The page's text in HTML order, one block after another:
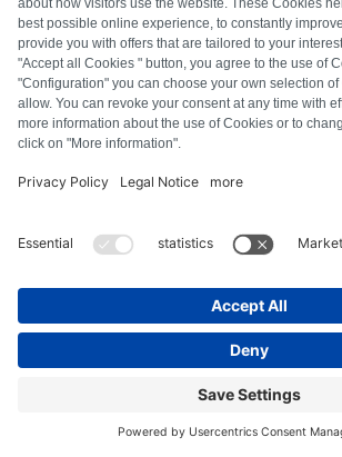
FAQ
Alle Fehlercodes
Über uns
Presse
Cookie-Richtlinie
Vertrag widerrufen
© Repartly 2026